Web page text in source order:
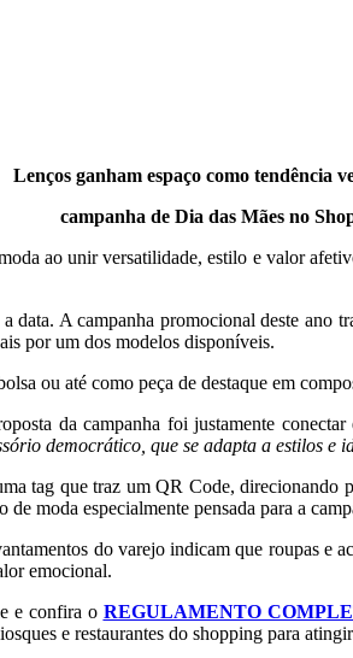
Lenços ganham espaço como tendência
campanha de Dia das Mães no
ao unir versatilidade, estilo e valor
A campanha promocional deste
por um dos modelos disponíveis.
ou até como peça de destaque em
da campanha foi justamente
democrático, que se adapta a estilos e
tag que traz um QR Code, direcionando
moda especialmente pensada para a
do varejo indicam que roupas e
emocional.
e confira o REGULAMENTO
e restaurantes do shopping para